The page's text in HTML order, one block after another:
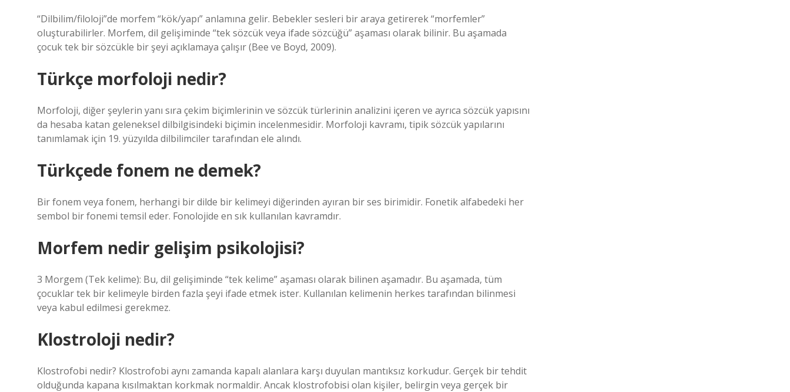
“Dilbilim/filoloji”de morfem “kök/yapı” anlamına gelir. Bebekler sesleri bir araya getirerek “morfemler”
oluşturabilirler. Morfem, dil gelişiminde “tek sözcük veya ifade sözcüğü” aşaması olarak bilinir. Bu aşamada
çocuk tek bir sözcükle bir şeyi açıklamaya çalışır (Bee ve Boyd, 2009).
Türkçe morfoloji nedir?
Morfoloji, diğer şeylerin yanı sıra çekim biçimlerinin ve sözcük türlerinin analizini içeren ve ayrıca sözcük yapısını
da hesaba katan geleneksel dilbilgisindeki biçimin incelenmesidir. Morfoloji kavramı, tipik sözcük yapılarını
tanımlamak için 19. yüzyılda dilbilimciler tarafından ele alındı.
Türkçede fonem ne demek?
Bir fonem veya fonem, herhangi bir dilde bir kelimeyi diğerinden ayıran bir ses birimidir. Fonetik alfabedeki her
sembol bir fonemi temsil eder. Fonolojide en sık kullanılan kavramdır.
Morfem nedir gelişim psikolojisi?
3 Morgem (Tek kelime): Bu, dil gelişiminde “tek kelime” aşaması olarak bilinen aşamadır. Bu aşamada, tüm
çocuklar tek bir kelimeyle birden fazla şeyi ifade etmek ister. Kullanılan kelimenin herkes tarafından bilinmesi
veya kabul edilmesi gerekmez.
Klostroloji nedir?
Klostrofobi nedir? Klostrofobi aynı zamanda kapalı alanlara karşı duyulan mantıksız korkudur. Gerçek bir tehdit
olduğunda kapana kısılmaktan korkmak normaldir. Ancak klostrofobisi olan kişiler, belirgin veya gerçek bir